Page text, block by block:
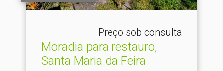
Preço sob consulta
Moradia para restauro,
Santa Maria da Feira